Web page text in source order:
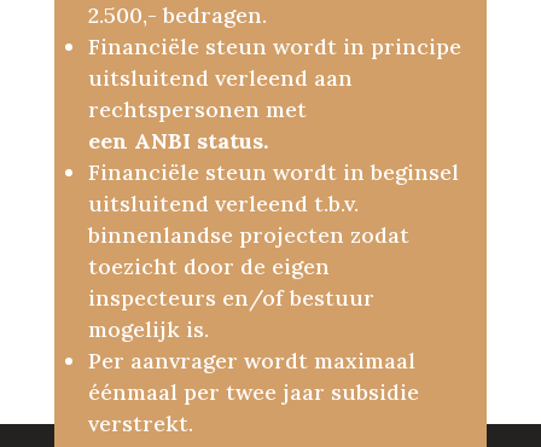
2.500,- bedragen.
Financiële steun wordt in principe
uitsluitend verleend aan
rechtspersonen met
een ANBI status.
Financiële steun wordt in beginsel
uitsluitend verleend t.b.v.
binnenlandse projecten zodat
toezicht door de eigen
inspecteurs en/of bestuur
mogelijk is.
Per aanvrager wordt maximaal
éénmaal per twee jaar subsidie
verstrekt.